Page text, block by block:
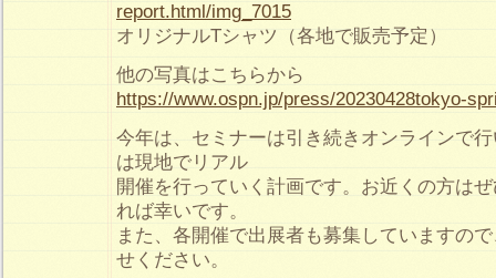
report.html/img_7015
オリジナルTシャツ（各地で販売予定）
他の写真はこちらから
https://www.ospn.jp/press/20230428tokyo-
今年は、セミナーは引き続きオンラインで
は現地でリアル
開催を行っていく計画です。お近くの方は
れば幸いです。
また、各開催で出展者も募集していますの
せください。